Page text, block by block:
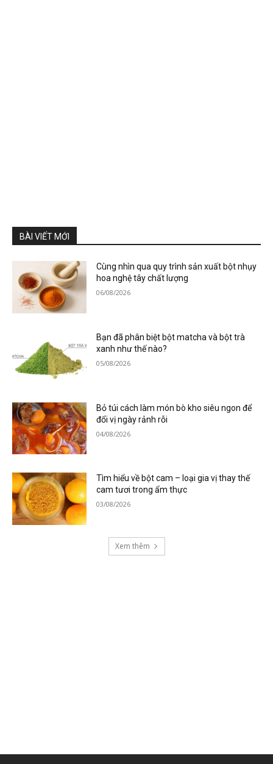
BÀI VIẾT MỚI
Cùng nhìn qua quy trình sản xuất bột nhụy
hoa nghệ tây chất lượng
06/08/2026
Bạn đã phân biệt bột matcha và bột trà
xanh như thế nào?
05/08/2026
Bỏ túi cách làm món bò kho siêu ngon để
đổi vị ngày rảnh rỗi
04/08/2026
Tìm hiểu về bột cam – loại gia vị thay thế
cam tươi trong ẩm thực
03/08/2026
Xem thêm